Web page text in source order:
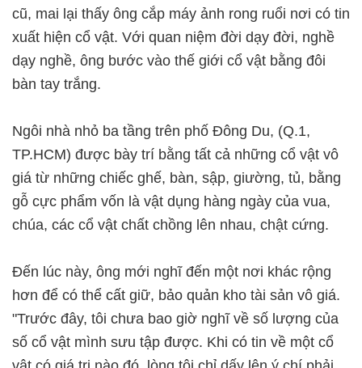
cũ, mai lại thấy ông cắp máy ảnh rong ruổi nơi có tin
xuất hiện cổ vật. Với quan niệm đời dạy đời, nghề
dạy nghề, ông bước vào thế giới cổ vật bằng đôi
bàn tay trắng.
Ngôi nhà nhỏ ba tầng trên phố Đông Du, (Q.1,
TP.HCM) được bày trí bằng tất cả những cổ vật vô
giá từ những chiếc ghế, bàn, sập, giường, tủ, bằng
gỗ cực phẩm vốn là vật dụng hàng ngày của vua,
chúa, các cổ vật chất chồng lên nhau, chật cứng.
Đến lúc này, ông mới nghĩ đến một nơi khác rộng
hơn để có thể cất giữ, bảo quản kho tài sản vô giá.
"Trước đây, tôi chưa bao giờ nghĩ về số lượng của
số cổ vật mình sưu tập được. Khi có tin về một cổ